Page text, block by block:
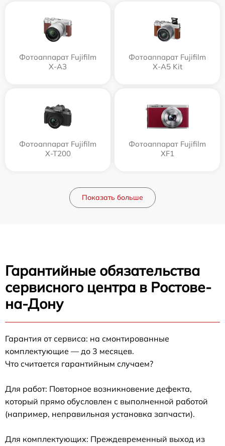
Фотоаппарат Fujifilm
X-A3
Фотоаппарат Fujifilm
X-A5 Kit
Фотоаппарат Fujifilm
X-T200
Фотоаппарат Fujifilm
XF1
Показать больше
Гарантийные обязательства
сервисного центра в Ростове-
на-Дону
Гарантия от сервиса: на смонтированные
комплектующие — до 3 месяцев.
Что считается гарантийным случаем?
Для работ: Повторное возникновение дефекта,
который прямо обусловлен с выполненной работой
(например, неправильная установка запчасти).
Для комплектующих: Преждевременный выход из